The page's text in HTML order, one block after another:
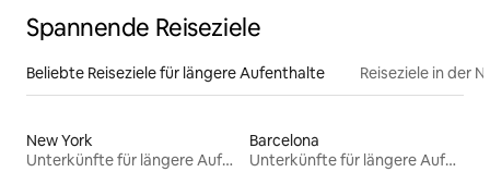
Spannende Reiseziele
Beliebte Reiseziele für längere Aufenthalte Reiseziele in der
New York
Unterkünfte für längere Aufenthalte
Barcelona
Unterkünfte für längere Aufenthalte